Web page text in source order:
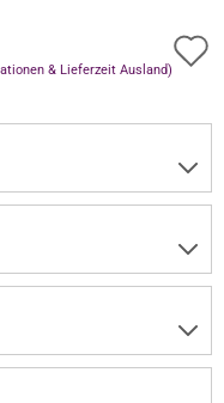
& Lieferzeit Ausland)